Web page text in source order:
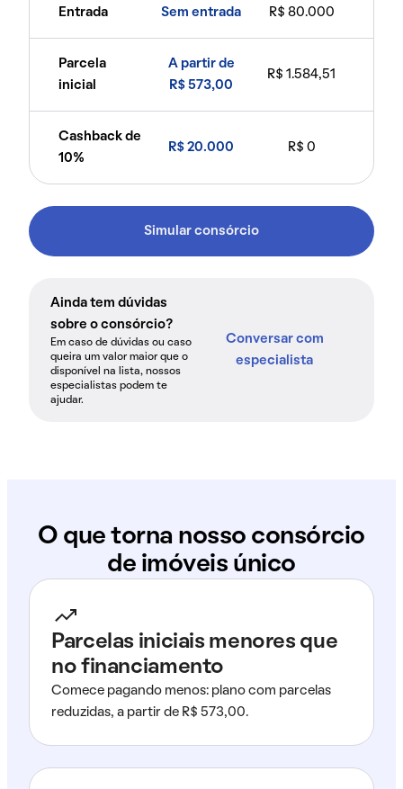
Entrada Sem entrada R$ 80.000
Parcela
inicial
A partir de
R$ 573,00
R$ 1.584,51
Cashback de
10%
R$ 20.000 R$ 0
Simular consórcio
Ainda tem dúvidas
sobre o consórcio?
Em caso de dúvidas ou caso
queira um valor maior que o
disponível na lista, nossos
especialistas podem te
ajudar.
Conversar com
especialista
O que torna nosso consórcio
de imóveis único
Parcelas iniciais menores que
no financiamento
Comece pagando menos: plano com parcelas
reduzidas, a partir de R$ 573,00.